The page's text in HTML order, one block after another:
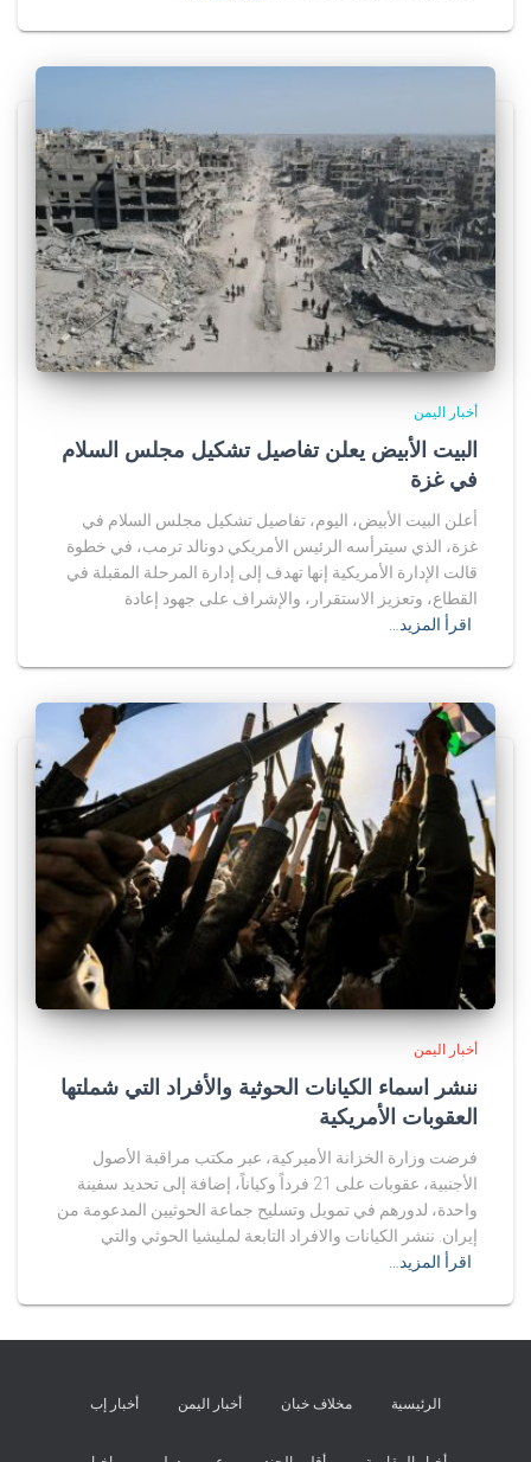
أخبار اليمن
البيت الأبيض يعلن تفاصيل تشكيل مجلس السلام
في غزة
أعلن البيت الأبيض، اليوم، تفاصيل تشكيل مجلس السلام في
غزة، الذي سيترأسه الرئيس الأمريكي دونالد ترمب، في خطوة
قالت الإدارة الأمريكية إنها تهدف إلى إدارة المرحلة المقبلة في
القطاع، وتعزيز الاستقرار، والإشراف على جهود إعادة
اقرأ المزيد…
أخبار اليمن
ننشر اسماء الكيانات الحوثية والأفراد التي شملتها
العقوبات الأمريكية
فرضت وزارة الخزانة الأميركية، عبر مكتب مراقبة الأصول
الأجنبية، عقوبات على 21 فرداً وكياناً، إضافة إلى تحديد سفينة
واحدة، لدورهم في تمويل وتسليح جماعة الحوثيين المدعومة من
إيران. ننشر الكيانات والافراد التابعة لمليشيا الحوثي والتي
اقرأ المزيد…
الرئيسية مخلاف خبان أخبار اليمن أخبار إب